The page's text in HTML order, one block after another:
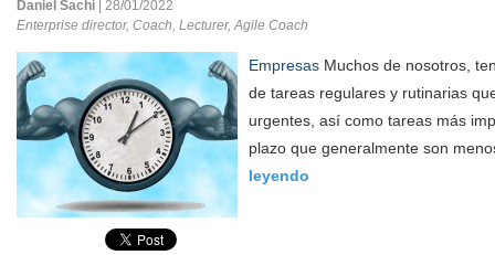
Daniel Sachi
| 28/01/2022
Enterprise director, Coach, Lecturer, Agile Coach
Empresas Muchos de nosotros,
de tareas regulares y rutinarias
urgentes, así como tareas más
plazo que generalmente son
leyendo